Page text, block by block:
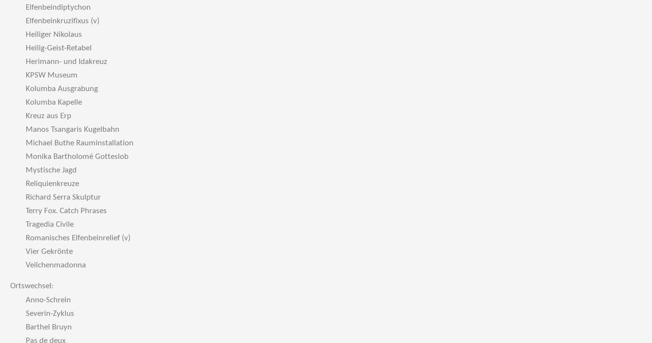
Elfenbeindiptychon
Elfenbeinkruzifixus (v)
Heiliger Nikolaus
Heilig-Geist-Retabel
Herimann- und Idakreuz
KPSW Museum
Kolumba Ausgrabung
Kolumba Kapelle
Kreuz aus Erp
Manos Tsangaris Kugelbahn
Michael Buthe Rauminstallation
Monika Bartholomé Gotteslob
Mystische Jagd
Reliquienkreuze
Richard Serra Skulptur
Terry Fox. Catch Phrases
Tragedia Civile
Romanisches Elfenbeinrelief (v)
Vier Gekrönte
Veilchenmadonna
Ortswechsel:
Anno-Schrein
Severin-Zyklus
Barthel Bruyn
Pas de deux